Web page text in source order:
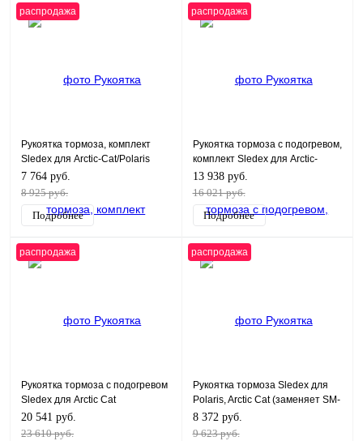
распродажа
Рукоятка тормоза, комплект
Sledex для Arctic-Cat/Polaris
(заменяет SM-08151)
7 764 руб.
8 925 руб.
Подробнее
распродажа
Рукоятка тормоза с подогревом,
комплект Sledex для Arctic-
Cat/Polaris
13 938 руб.
16 021 руб.
Подробнее
распродажа
Рукоятка тормоза с подогревом
Sledex для Arctic Cat
20 541 руб.
23 610 руб.
распродажа
Рукоятка тормоза Sledex для
Polaris, Arctic Cat (заменяет SM-
08151-A)
8 372 руб.
9 623 руб.